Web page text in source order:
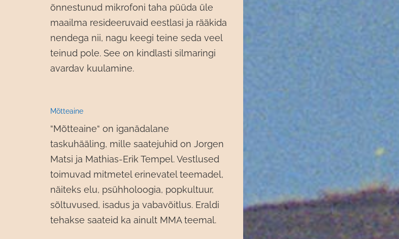
õnnestunud mikrofoni taha püüda üle
maailma resideeruvaid eestlasi ja rääkida
nendega nii, nagu keegi teine seda veel
teinud pole. See on kindlasti silmaringi
avardav kuulamine.
Mõtteaine
“Mõtteaine“ on iganädalane
taskuhääling, mille saatejuhid on Jorgen
Matsi ja Mathias-Erik Tempel. Vestlused
toimuvad mitmetel erinevatel teemadel,
näiteks elu, psühholoogia, popkultuur,
sõltuvused, isadus ja vabavõitlus. Eraldi
tehakse saateid ka ainult MMA teemal.